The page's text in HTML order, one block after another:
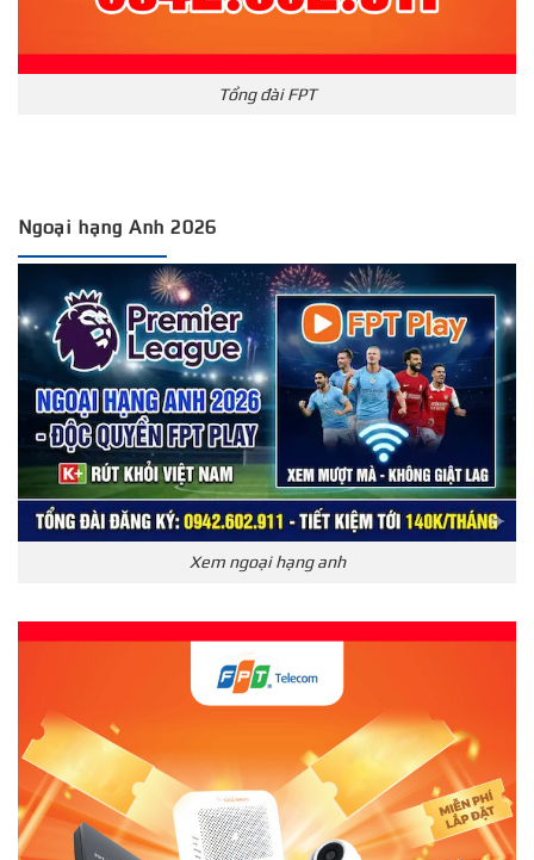
Tổng đài FPT
Ngoại hạng Anh 2026
Xem ngoại hạng anh